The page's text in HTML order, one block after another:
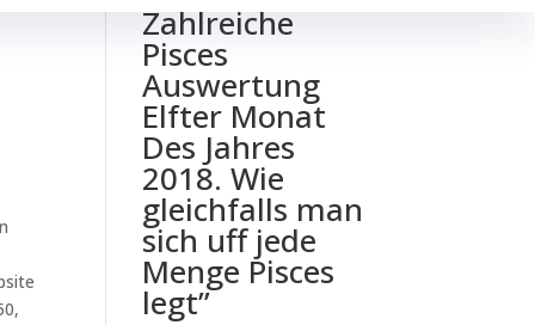
Zahlreiche
Pisces
Auswertung
Elfter Monat
Des Jahres
2018. Wie
gleichfalls man
sich uff jede
Menge Pisces
legt”